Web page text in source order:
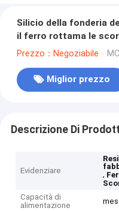
Silicio della fonderia
il ferro rottama le
65%
Prezzo：Negoziabile
Miglior prezzo
Descrizione Di
Evidenziare
,
Capacità di
alimentazione